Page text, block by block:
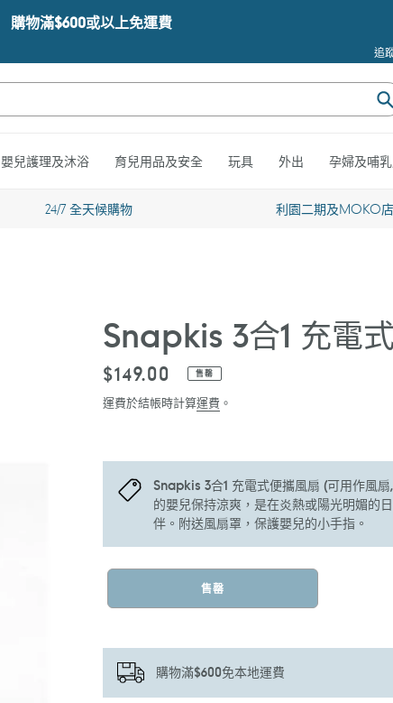
購物滿$600或以上免運費
追
嬰兒護理及沐浴 育兒用品及安全 玩具 外出 孕婦及哺
24/7 全天候購物 利園二期及MOKO
Snapkis 3合1 充電
定
價
$149.00 售罄
運費於結帳時計算運費 。
Snapkis 3合1 充電式便攜風扇 (可用作風
的嬰兒保持涼爽，是在炎熱或陽光明媚的
伴。附送風扇罩，保護嬰兒的小手指。
售罄
購物滿$600免本地運費